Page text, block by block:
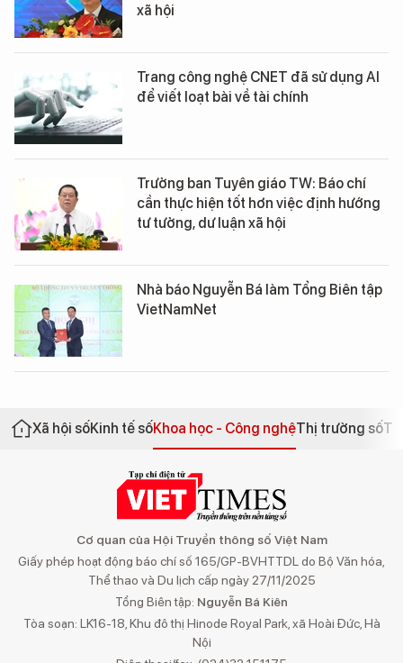
xã hội
Trang công nghệ CNET đã sử dụng AI
để viết loạt bài về tài chính
Trưởng ban Tuyên giáo TW: Báo chí
cần thực hiện tốt hơn việc định hướng
tư tưởng, dư luận xã hội
Nhà báo Nguyễn Bá làm Tổng Biên tập
VietNamNet
Xã hội sốKinh tế sốKhoa học - Công nghệThị trường số
Cơ quan của Hội Truyền thông số Việt Nam
Giấy phép hoạt động báo chí số 165/GP-BVHTTDL do Bộ Văn hóa,
Thể thao và Du lịch cấp ngày 27/11/2025
Tổng Biên tập: Nguyễn Bá Kiên
Tòa soạn: LK16-18, Khu đô thị Hinode Royal Park, xã Hoài Đức, Hà
Nội